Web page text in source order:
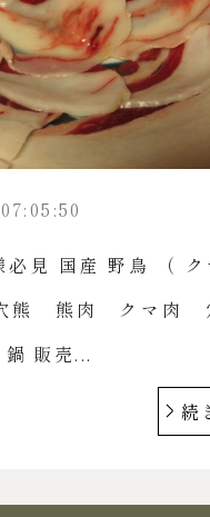
必見 国産 野鳥 （
熊 熊肉 クマ肉
販売...
続